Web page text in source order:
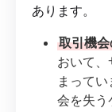
あります。
取引機
おいて
まって
会を失う